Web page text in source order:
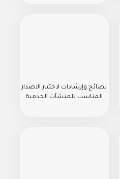
نصائح وإرشادات لاختيار الاصدار
المناسب للمنشآت الخدمية